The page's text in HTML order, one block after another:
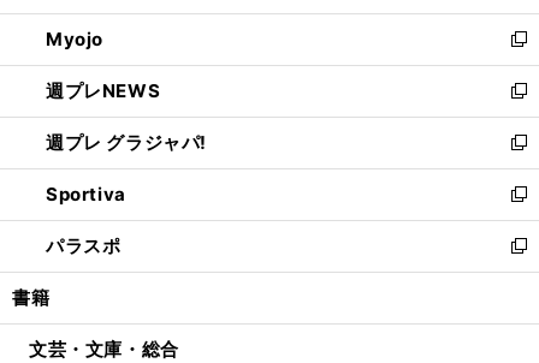
開
く
ウ
で
開
く
ン
ド
ウ
で
開
く
ウ
ィ
ン
ド
ウ
で
開
く
Myojo
新
し
い
ウ
ィ
ン
ド
ウ
で
開
週プレNEWS
新
し
い
ウ
ィ
ン
ド
ウ
開
週プレ グラジャパ!
新
し
い
ウ
ィ
ン
ウ
Sportiva
新
し
い
ウ
ン
パラスポ
新
し
ウ
書籍
文芸・文庫・総合